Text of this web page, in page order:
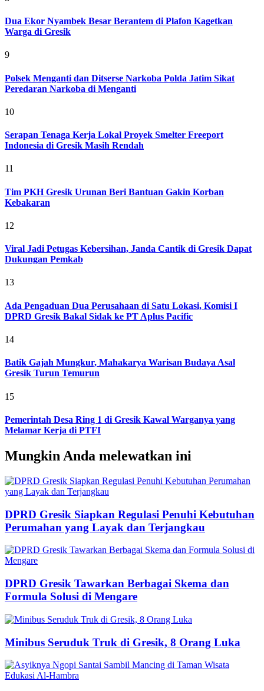
Dua Ekor Nyambek Besar Berantem di Plafon Kagetkan
Warga di Gresik
9
Polsek Menganti dan Ditserse Narkoba Polda Jatim Sikat
Peredaran Narkoba di Menganti
10
Serapan Tenaga Kerja Lokal Proyek Smelter Freeport
Indonesia di Gresik Masih Rendah
11
Tim PKH Gresik Urunan Beri Bantuan Gakin Korban
Kebakaran
12
Viral Jadi Petugas Kebersihan, Janda Cantik di Gresik Dapat
Dukungan Pemkab
13
Ada Pengaduan Dua Perusahaan di Satu Lokasi, Komisi I
DPRD Gresik Bakal Sidak ke PT Aplus Pacific
14
Batik Gajah Mungkur, Mahakarya Warisan Budaya Asal
Gresik Turun Temurun
15
Pemerintah Desa Ring 1 di Gresik Kawal Warganya yang
Melamar Kerja di PTFI
Mungkin Anda melewatkan ini
DPRD Gresik Siapkan Regulasi Penuhi Kebutuhan
Perumahan yang Layak dan Terjangkau
DPRD Gresik Tawarkan Berbagai Skema dan
Formula Solusi di Mengare
Minibus Seruduk Truk di Gresik, 8 Orang Luka